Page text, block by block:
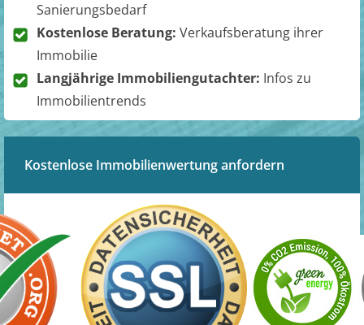
Sanierungsbedarf
Kostenlose Beratung: Verkaufsberatung ihrer
Immobilie
Langjährige Immobiliengutachter: Infos zu
Immobilientrends
Kostenlose Immobilienwertung anfordern